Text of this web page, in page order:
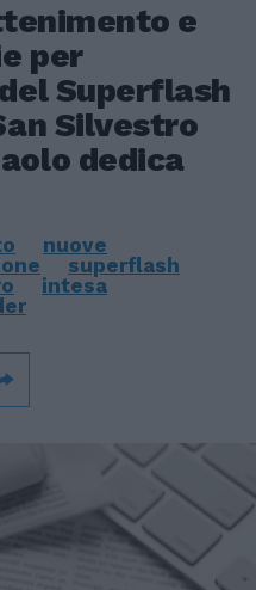
e
per
Superflash
Silvestro
dedica
nuove
superflash
intesa